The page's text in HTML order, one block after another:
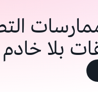
بلا خادم